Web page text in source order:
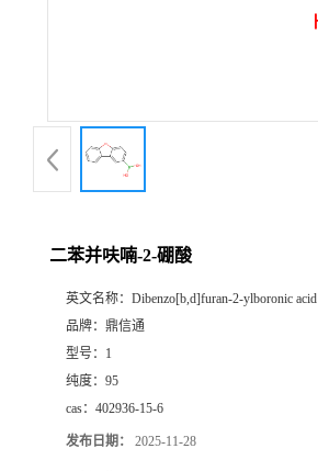
二苯并呋喃-2-硼酸
英文名称： Dibenzo[b,d]furan-2-ylboronic acid
品牌： 鼎信通
型号： 1
纯度： 95
cas： 402936-15-6
发布日期： 2025-11-28